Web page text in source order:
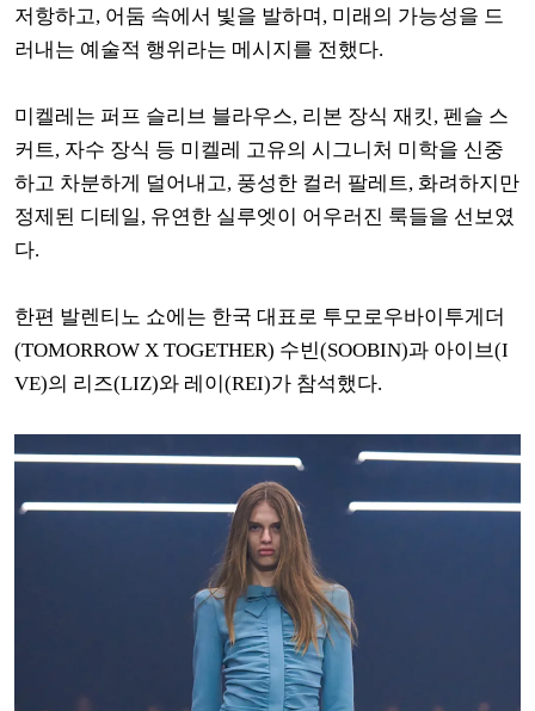
저항하고, 어둠 속에서 빛을 발하며, 미래의 가능성을 드
러내는 예술적 행위라는 메시지를 전했다.
미켈레는 퍼프 슬리브 블라우스, 리본 장식 재킷, 펜슬 스
커트, 자수 장식 등 미켈레 고유의 시그니처 미학을 신중
하고 차분하게 덜어내고, 풍성한 컬러 팔레트, 화려하지만
정제된 디테일, 유연한 실루엣이 어우러진 룩들을 선보였
다.
한편 발렌티노 쇼에는 한국 대표로 투모로우바이투게더
(TOMORROW X TOGETHER) 수빈(SOOBIN)과 아이브(I
VE)의 리즈(LIZ)와 레이(REI)가 참석했다.